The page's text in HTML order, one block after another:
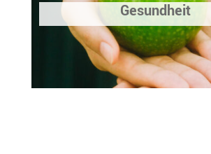
Gesundheit